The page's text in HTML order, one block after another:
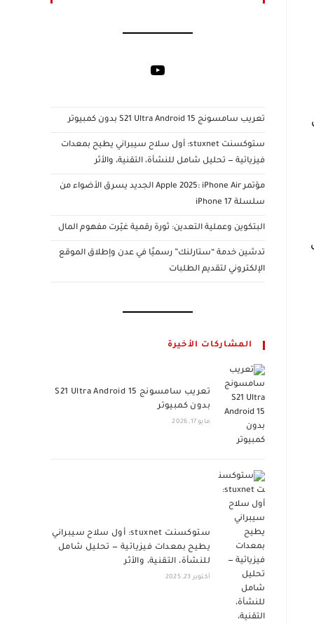
YouTube
تعريب سامسونج S21 Ultra Android 15 بدون كمبيوتر
ستوكسنت stuxnet: أول سلاح سيبراني يطيح بمعدات
فيزيائية — تحليل شامل للنشأة، التقنية، والأثر
مؤتمر Apple 2025: iPhone Air الجديد يسرق الأضواء من
سلسلة iPhone 17
البتكوين وعملية التعدين: ثورة رقمية غيّرت مفهوم المال
تدشين خدمة “ستارلنك” رسميًا في عدن وإطلاق الموقع
الإلكتروني لتقديم الطلبات
المشاركات الأخيرة
تعريب سامسونج S21 Ultra Android 15
بدون كمبيوتر
مايو 17, 2026
ستوكسنت stuxnet: أول سلاح سيبراني
يطيح بمعدات فيزيائية — تحليل شامل
للنشأة، التقنية، والأثر
أكتوبر 23, 2025